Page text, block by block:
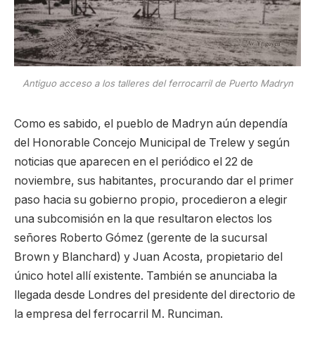
Antiguo acceso a los talleres del ferrocarril de Puerto Madryn
Como es sabido, el pueblo de Madryn aún dependía
del Honorable Concejo Municipal de Trelew y según
noticias que aparecen en el periódico el 22 de
noviembre, sus habitantes, procurando dar el primer
paso hacia su gobierno propio, procedieron a elegir
una subcomisión en la que resultaron electos los
señores Roberto Gómez (gerente de la sucursal
Brown y Blanchard) y Juan Acosta, propietario del
único hotel allí existente. También se anunciaba la
llegada desde Londres del presidente del directorio de
la empresa del ferrocarril M. Runciman.